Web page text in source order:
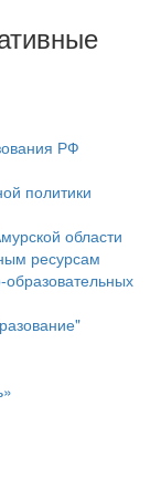
РФ
политики
области
ресурсам